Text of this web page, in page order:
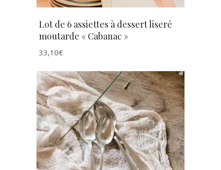
Lot de 6 assiettes à dessert liseré
moutarde « Cabanac »
33,10€
AJOUTER AU PANIER